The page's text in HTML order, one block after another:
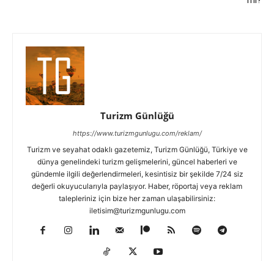
Turizm Günlüğü
https://www.turizmgunlugu.com/reklam/
Turizm ve seyahat odaklı gazetemiz, Turizm Günlüğü, Türkiye ve
dünya genelindeki turizm gelişmelerini, güncel haberleri ve
gündemle ilgili değerlendirmeleri, kesintisiz bir şekilde 7/24 siz
değerli okuyucularıyla paylaşıyor. Haber, röportaj veya reklam
talepleriniz için bize her zaman ulaşabilirsiniz:
iletisim@turizmgunlugu.com